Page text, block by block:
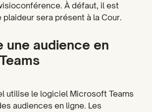
À défaut, il est
sera présent à la Cour.
une audience en
utilise le logiciel Microsoft Teams
audiences en ligne. Les